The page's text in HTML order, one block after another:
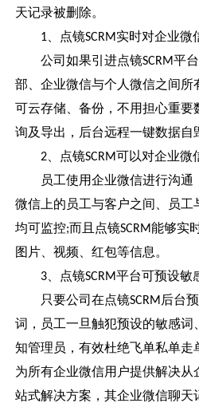
天记录被删除。
1、点镜SCRM实时对企业微
公司如果引进点镜SCRM平
部、企业微信与个人微信之间所
可云存储、备份，不用担心重要
询及导出，后台远程一键数据自
2、点镜SCRM可以对企业微
员工使用企业微信进行沟通
微信上的员工与客户之间、员工
均可监控;而且点镜SCRM能够实
图片、视频、红包等信息。
3、点镜SCRM平台可预设敏
只要公司在点镜SCRM后台
词，员工一旦触犯预设的敏感词
知管理员，有效杜绝飞单私单走
为所有企业微信用户提供解决从
站式解决方案，其企业微信聊天